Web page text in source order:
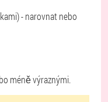
- narovnat nebo
méně výraznými.